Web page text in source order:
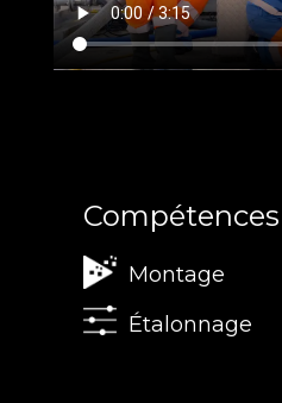
Montage
Étalonnage